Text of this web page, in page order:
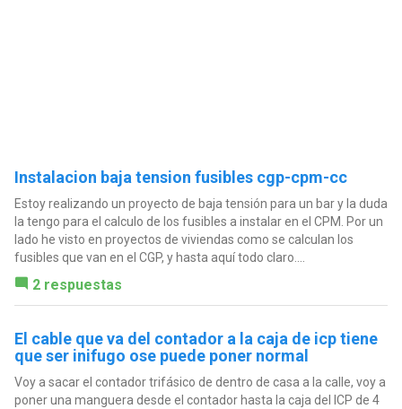
Instalacion baja tension fusibles cgp-cpm-cc
Estoy realizando un proyecto de baja tensión para un bar y la duda
la tengo para el calculo de los fusibles a instalar en el CPM. Por un
lado he visto en proyectos de viviendas como se calculan los
fusibles que van en el CGP, y hasta aquí todo claro....
2 respuestas
El cable que va del contador a la caja de icp tiene
que ser inifugo ose puede poner normal
Voy a sacar el contador trifásico de dentro de casa a la calle, voy a
poner una manguera desde el contador hasta la caja del ICP de 4